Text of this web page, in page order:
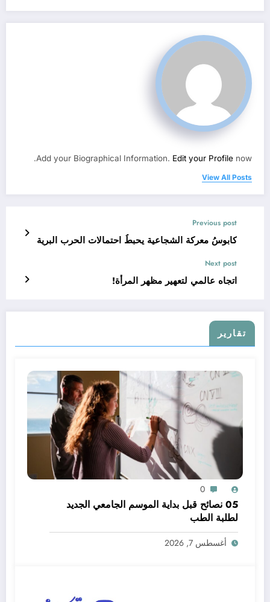
Add your Biographical Information. Edit your Profile now.
View All Posts
Previous post
كابوسُ معركة الشجاعية يحبطُ احتمالات الحرب البرية
Next post
اتجاه عالمي لتعهير مظهر المرأة!
تقارير
0
05 نصائح قبل بداية الموسم الجامعي الجديد
لطلبة الطب
أغسطس 7, 2026